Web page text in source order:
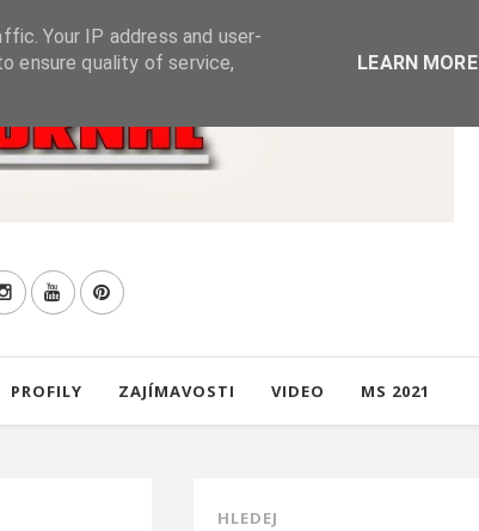
PROFILY ZAJÍMAVOSTI VIDEO MS 2021
HLEDEJ
Your IP address and user-
ensure quality of service,
LEARN MORE